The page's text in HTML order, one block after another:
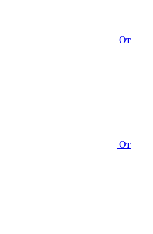
От
От